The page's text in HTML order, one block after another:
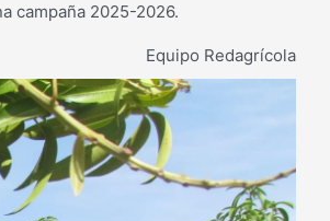
campaña 2025-2026.
Equipo Redagrícola